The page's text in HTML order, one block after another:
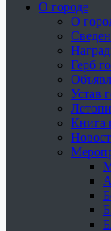
О городе
О
Герб
Устав
Книга